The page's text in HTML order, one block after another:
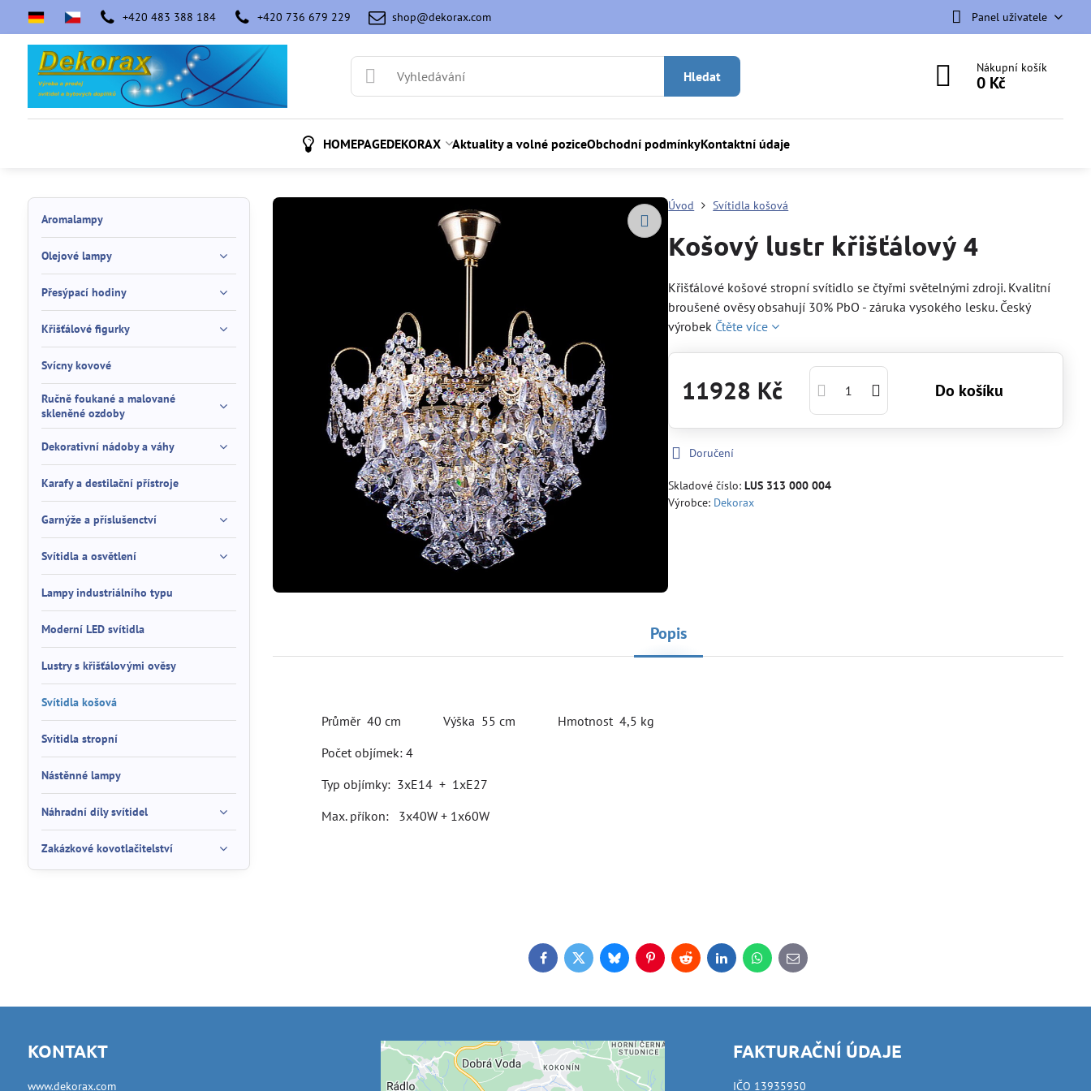
+420 483 388 184 +420 736 679 229 shop@dekorax.com Panel uživatele
Hledat
Nákupní košík
0 Kč
HOMEPAGEDEKORAX Aktuality a volné poziceObchodní podmínkyKontaktní údaje
Úvod Svítidla košová
Košový lustr křišťálový 4
Křišťálové košové stropní svítidlo se čtyřmi světelnými zdroji. Kvalitní
broušené ověsy obsahují 30% PbO - záruka vysokého lesku. Český
výrobek Čtěte více
11928 Kč Do košíku
Doručení
Skladové číslo:LUS 313 000 004
Výrobce: Dekorax
Popis
Průměr 40 cm Výška 55 cm Hmotnost 4,5 kg
Počet objímek: 4
Typ objímky: 3xE14 + 1xE27
Max. příkon: 3x40W + 1x60W
FacebookTwitterBlueskyPinterestRedditLinkedInWhatsApp
E-
mail
Aromalampy
Olejové lampy
Přesýpací hodiny
Křišťálové figurky
Svícny kovové
Ručně foukané a malované
skleněné ozdoby
Dekorativní nádoby a váhy
Karafy a destilační přístroje
Garnýže a příslušenctví
Svítidla a osvětlení
Lampy industriálního typu
Moderní LED svítidla
Lustry s křišťálovými ověsy
Svítidla košová
Svítidla stropní
Nástěnné lampy
Náhradní díly svítidel
Zakázkové kovotlačitelství
KONTAKT
www.dekorax.com
FAKTURAČNÍ ÚDAJE
IČO 13935950